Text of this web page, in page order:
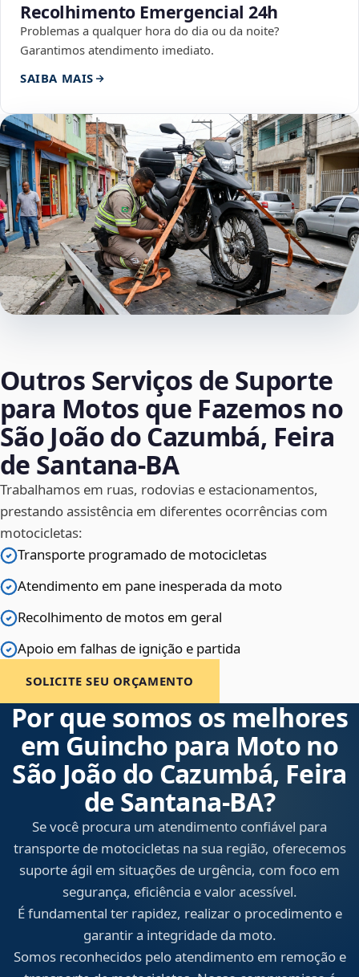
Recolhimento Emergencial 24h
Problemas a qualquer hora do dia ou da noite?
Garantimos atendimento imediato.
SAIBA MAIS
Outros Serviços de Suporte
para Motos que Fazemos no
São João do Cazumbá, Feira
de Santana‑BA
Trabalhamos em ruas, rodovias e estacionamentos,
prestando assistência em diferentes ocorrências com
motocicletas:
Transporte programado de motocicletas
Atendimento em pane inesperada da moto
Recolhimento de motos em geral
Apoio em falhas de ignição e partida
SOLICITE SEU ORÇAMENTO
Por que somos os melhores
em Guincho para Moto no
São João do Cazumbá, Feira
de Santana‑BA?
Se você procura um atendimento confiável para
transporte de motocicletas na sua região, oferecemos
suporte ágil em situações de urgência, com foco em
segurança, eficiência e valor acessível.
É fundamental ter rapidez, realizar o procedimento e
garantir a integridade da moto.
Somos reconhecidos pelo atendimento em remoção e